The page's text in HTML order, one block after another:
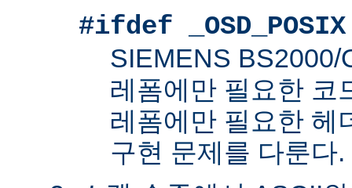
#ifdef _OSD_POSIX
SIEMENS BS2000/
레폼에만 필요한 코
레폼에만 필요한 헤
구현 문제를 다룬다.